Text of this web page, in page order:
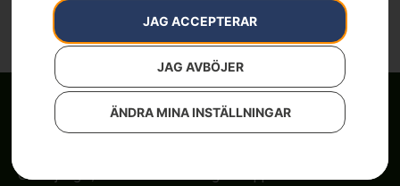
JAG ACCEPTERAR
JAG AVBÖJER
ÄNDRA MINA INSTÄLLNINGAR
Om röjsågar, automower och åkgräsklippare i Uddevalla.